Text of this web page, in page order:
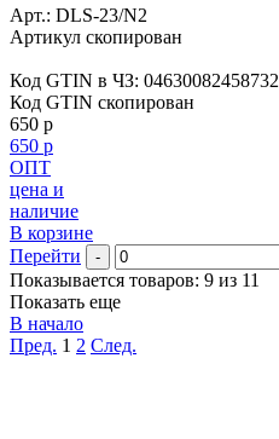
Арт.: DLS-23/N2
Артикул скопирован
Код GTIN в ЧЗ: 04630082458732
Код GTIN скопирован
650 р
650 р
ОПТ
цена и
наличие
В корзине
Перейти
-
Показывается товаров: 9 из 11
Показать еще
В начало
Пред. 1 2 След.